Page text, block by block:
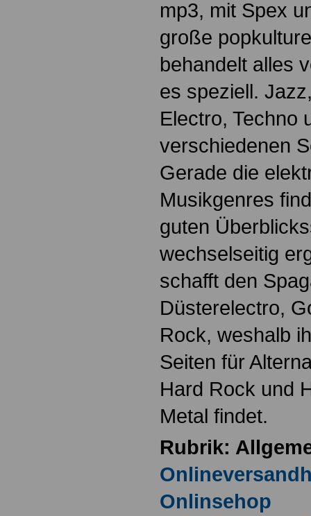
mp3, mit Spex
große
behandelt alles
es speziell.
Electro, Techno
verschiedenen
Gerade die
Musikgenres
guten
wechselseitig
schafft den
Düsterelectro,
Rock, weshalb
Seiten für
Hard Rock und
Metal findet.
Rubrik:
Onlinsehop